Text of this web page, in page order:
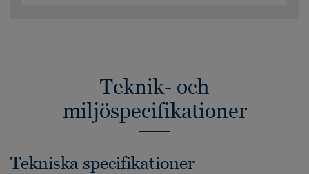
Teknik- och
miljöspecifikationer
Tekniska specifikationer